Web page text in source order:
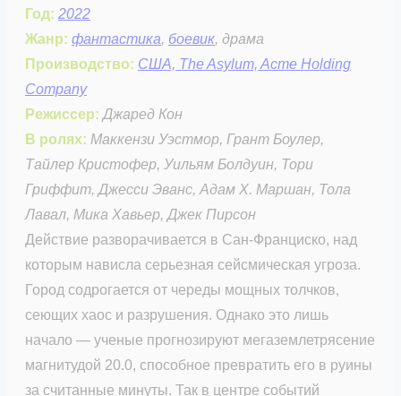
Год: 2022
Жанр: фантастика, боевик, драма
Производство: США, The Asylum, Acme Holding
Company
Режиссер: Джаред Кон
В ролях: Маккензи Уэстмор, Грант Боулер,
Тайлер Кристофер, Уильям Болдуин, Тори
Гриффит, Джесси Эванс, Адам Х. Маршан, Тола
Лавал, Мика Хавьер, Джек Пирсон
Действие разворачивается в Сан-Франциско, над
которым нависла серьезная сейсмическая угроза.
Город содрогается от череды мощных толчков,
сеющих хаос и разрушения. Однако это лишь
начало — ученые прогнозируют мегаземлетрясение
магнитудой 20.0, способное превратить его в руины
за считанные минуты. Так в центре событий